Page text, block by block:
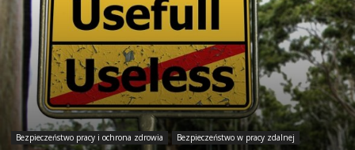
Bezpieczeństwo pracy i ochrona zdrowia Bezpieczeństwo w pracy zdalnej